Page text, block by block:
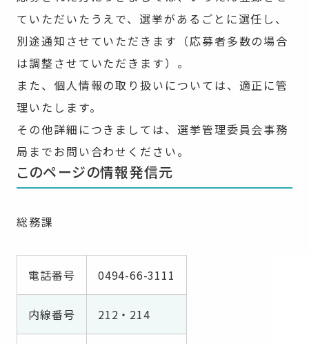
ていただいたうえで、選挙があるごとに選任し、
別途通知させていただきます（応募者多数の場合
は調整させていただきます）。
また、個人情報の取り扱いについては、適正に管
理いたします。
その他詳細につきましては、選挙管理委員会事務
局までお問い合わせください。
このページの情報発信元
総務課
電話番号 0494-66-3111
内線番号 212・214